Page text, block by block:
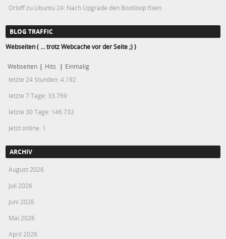
Orloffzu Ubuntu 24: Nach Upgrade den Bootloop fixen
BLOG TRAFFIC
Webseiten ( ... trotz Webcache vor der Seite ;) )
Webseiten | Hits | Einmalig
letzte 24 Stunden:4.192
letzte 7 Tage: 33.769
letzte 30 Tage: 146.732
Jetzt online: 1
ARCHIV
August 2026
Juli 2026
Juni 2026
Mai 2026
April 2026